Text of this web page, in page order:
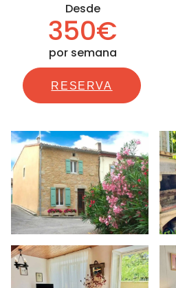
Desde
350€
por semana
RESERVA